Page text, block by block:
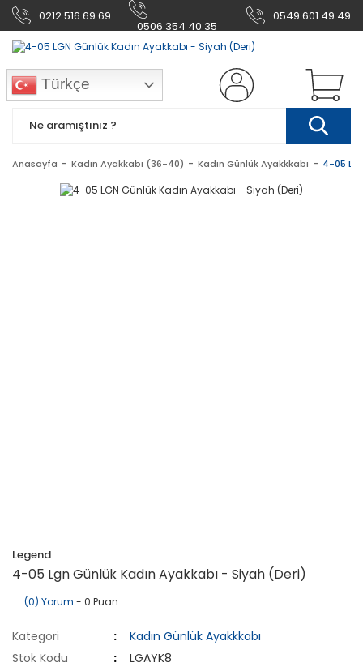
0212 516 69 69
0506 354 40 35
0549 601 49 49
Türkçe
Anasayfa Kadın Ayakkabı (36-40) Kadın Günlük Ayakkkabı 4-05
Legend
4-05 Lgn Günlük Kadın Ayakkabı - Siyah (Deri)
(0) Yorum - 0 Puan
Kategori
Kadın Günlük Ayakkkabı
Stok Kodu
LGAYK8